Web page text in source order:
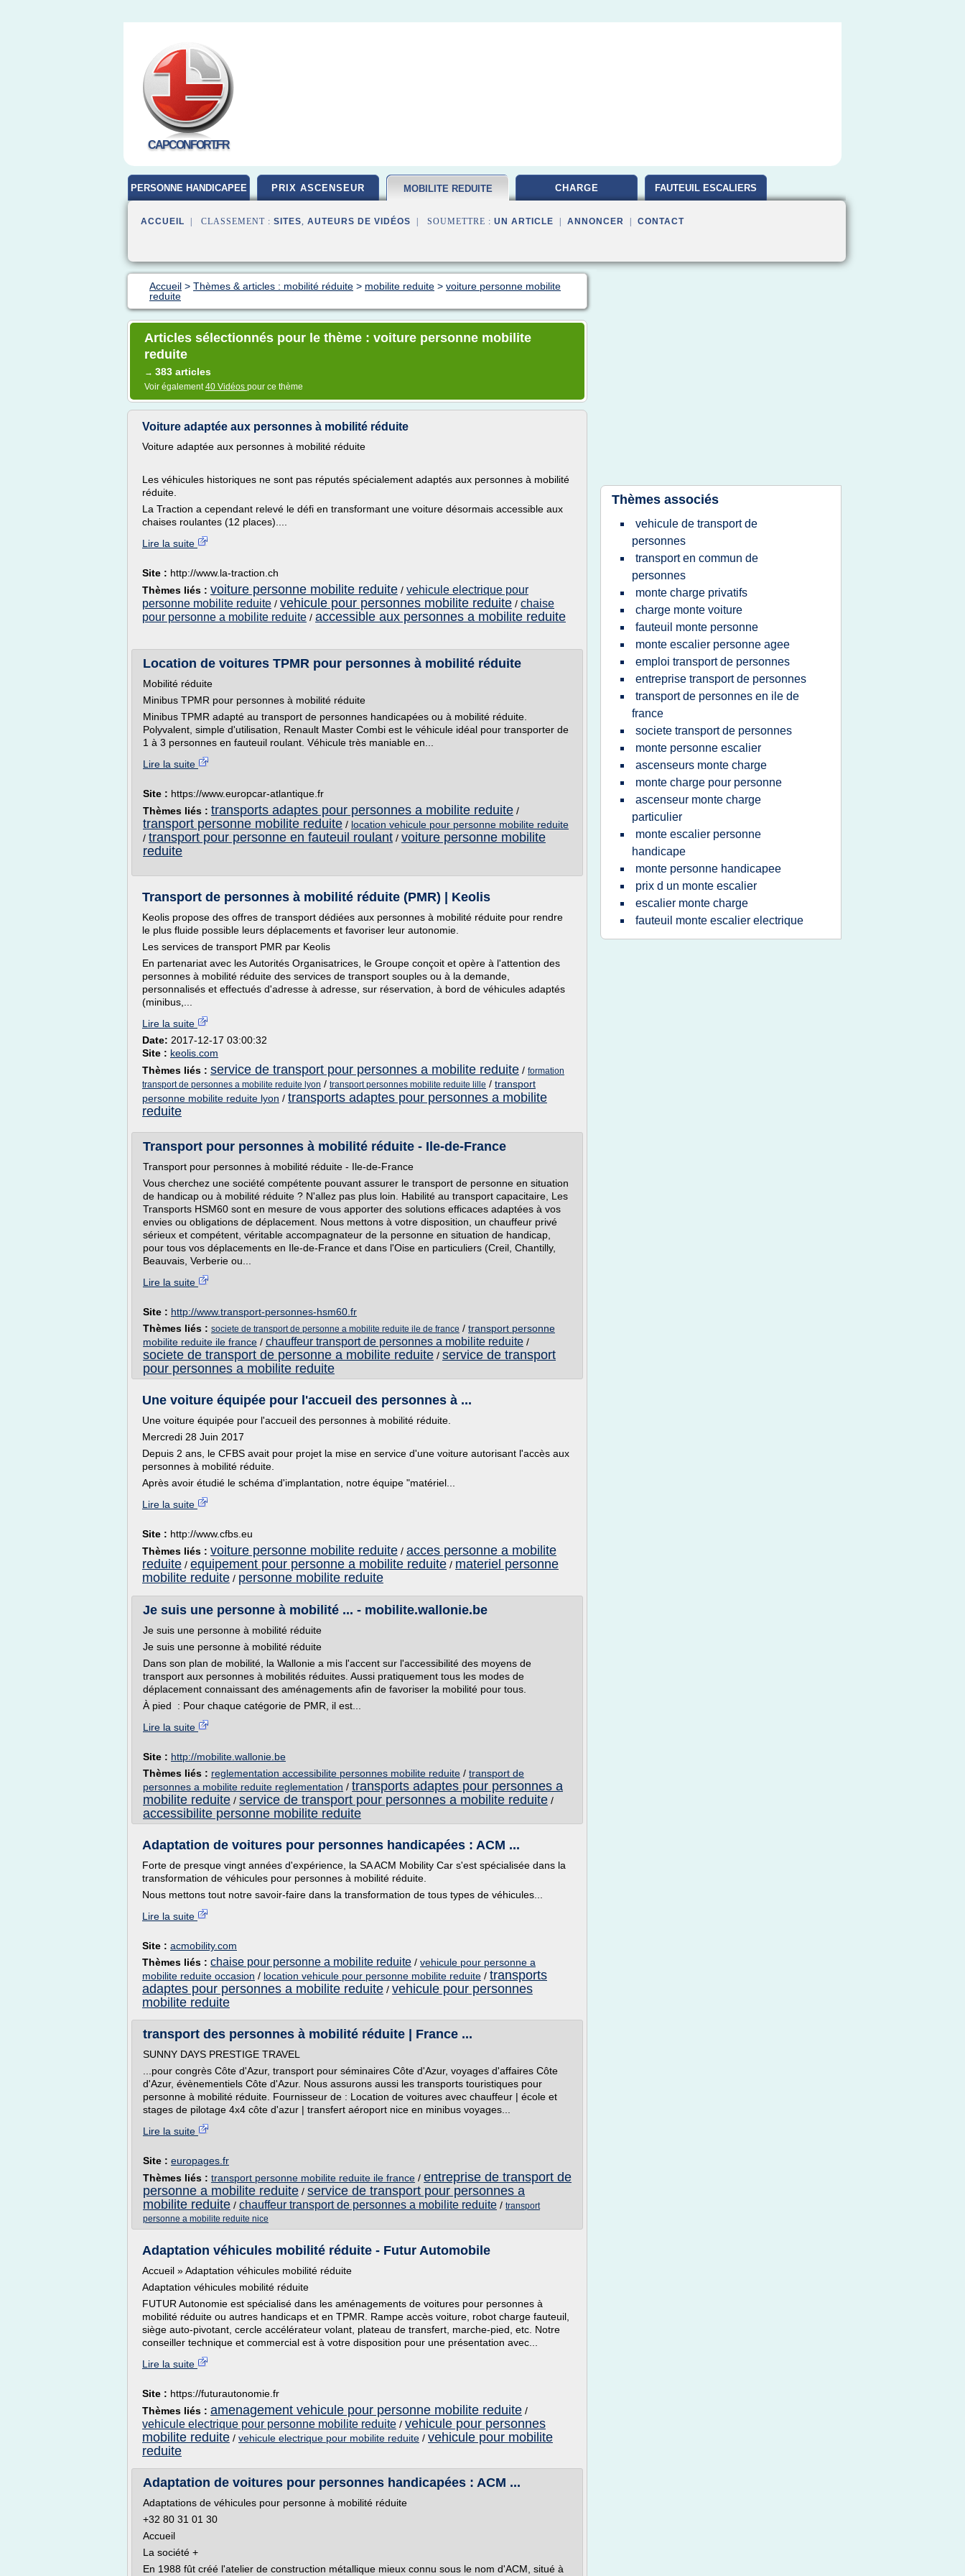
CAPCONFORT.FR
PERSONNE HANDICAPEE PRIX ASCENSEUR MOBILITE REDUITE CHARGE FAUTEUIL ESCALIERS
ACCUEIL | CLASSEMENT : SITES, AUTEURS DE VIDÉOS | SOUMETTRE : UN ARTICLE ANNONCER CONTACT
Accueil > Thèmes & articles : mobilité réduite > mobilite reduite > voiture personne mobilite
reduite
Articles sélectionnés pour le thème : voiture personne mobilite
reduite
→ 383 articles
Voir également40 Vidéos pour ce thème
Voiture adaptée aux personnes à mobilité réduite
Voiture adaptée aux personnes à mobilité réduite
Les véhicules historiques ne sont pas réputés spécialement adaptés aux personnes à mobilité
réduite.
La Traction a cependant relevé le défi en transformant une voiture désormais accessible aux
chaises roulantes (12 places)....
Lire la suite
Site : http://www.la-traction.ch
Thèmes liés : voiture personne mobilite reduite / vehicule electrique pour
personne mobilite reduite / vehicule pour personnes mobilite reduite / chaise
pour personne a mobilite reduite / accessible aux personnes a mobilite reduite
Location de voitures TPMR pour personnes à mobilité réduite
Mobilité réduite
Minibus TPMR pour personnes à mobilité réduite
Minibus TPMR adapté au transport de personnes handicapées ou à mobilité réduite.
Polyvalent, simple d'utilisation, Renault Master Combi est le véhicule idéal pour transporter de
1 à 3 personnes en fauteuil roulant. Véhicule très maniable en...
Lire la suite
Site : https://www.europcar-atlantique.fr
Thèmes liés : transports adaptes pour personnes a mobilite reduite /
transport personne mobilite reduite / location vehicule pour personne mobilite reduite
/ transport pour personne en fauteuil roulant / voiture personne mobilite
reduite
Transport de personnes à mobilité réduite (PMR) | Keolis
Keolis propose des offres de transport dédiées aux personnes à mobilité réduite pour rendre
le plus fluide possible leurs déplacements et favoriser leur autonomie.
Les services de transport PMR par Keolis
En partenariat avec les Autorités Organisatrices, le Groupe conçoit et opère à l'attention des
personnes à mobilité réduite des services de transport souples ou à la demande,
personnalisés et effectués d'adresse à adresse, sur réservation, à bord de véhicules adaptés
(minibus,...
Lire la suite
Date: 2017-12-17 03:00:32
Site : keolis.com
Thèmes liés : service de transport pour personnes a mobilite reduite / formation
transport de personnes a mobilite reduite lyon / transport personnes mobilite reduite lille / transport
personne mobilite reduite lyon / transports adaptes pour personnes a mobilite
reduite
Transport pour personnes à mobilité réduite - Ile-de-France
Transport pour personnes à mobilité réduite - Ile-de-France
Vous cherchez une société compétente pouvant assurer le transport de personne en situation
de handicap ou à mobilité réduite ? N'allez pas plus loin. Habilité au transport capacitaire, Les
Transports HSM60 sont en mesure de vous apporter des solutions efficaces adaptées à vos
envies ou obligations de déplacement. Nous mettons à votre disposition, un chauffeur privé
sérieux et compétent, véritable accompagnateur de la personne en situation de handicap,
pour tous vos déplacements en Ile-de-France et dans l'Oise en particuliers (Creil, Chantilly,
Beauvais, Verberie ou...
Lire la suite
Site : http://www.transport-personnes-hsm60.fr
Thèmes liés : societe de transport de personne a mobilite reduite ile de france / transport personne
mobilite reduite ile france / chauffeur transport de personnes a mobilite reduite /
societe de transport de personne a mobilite reduite / service de transport
pour personnes a mobilite reduite
Une voiture équipée pour l'accueil des personnes à ...
Une voiture équipée pour l'accueil des personnes à mobilité réduite.
Mercredi 28 Juin 2017
Depuis 2 ans, le CFBS avait pour projet la mise en service d'une voiture autorisant l'accès aux
personnes à mobilité réduite.
Après avoir étudié le schéma d'implantation, notre équipe "matériel...
Lire la suite
Site : http://www.cfbs.eu
Thèmes liés : voiture personne mobilite reduite / acces personne a mobilite
reduite / equipement pour personne a mobilite reduite / materiel personne
mobilite reduite / personne mobilite reduite
Je suis une personne à mobilité ... - mobilite.wallonie.be
Je suis une personne à mobilité réduite
Je suis une personne à mobilité réduite
Dans son plan de mobilité, la Wallonie a mis l'accent sur l'accessibilité des moyens de
transport aux personnes à mobilités réduites. Aussi pratiquement tous les modes de
déplacement connaissant des aménagements afin de favoriser la mobilité pour tous.
À pied : Pour chaque catégorie de PMR, il est...
Lire la suite
Site : http://mobilite.wallonie.be
Thèmes liés : reglementation accessibilite personnes mobilite reduite / transport de
personnes a mobilite reduite reglementation / transports adaptes pour personnes a
mobilite reduite / service de transport pour personnes a mobilite reduite /
accessibilite personne mobilite reduite
Adaptation de voitures pour personnes handicapées : ACM ...
Forte de presque vingt années d'expérience, la SA ACM Mobility Car s'est spécialisée dans la
transformation de véhicules pour personnes à mobilité réduite.
Nous mettons tout notre savoir-faire dans la transformation de tous types de véhicules...
Lire la suite
Site : acmobility.com
Thèmes liés : chaise pour personne a mobilite reduite / vehicule pour personne a
mobilite reduite occasion / location vehicule pour personne mobilite reduite / transports
adaptes pour personnes a mobilite reduite / vehicule pour personnes
mobilite reduite
transport des personnes à mobilité réduite | France ...
SUNNY DAYS PRESTIGE TRAVEL
...pour congrès Côte d'Azur, transport pour séminaires Côte d'Azur, voyages d'affaires Côte
d'Azur, évènementiels Côte d'Azur. Nous assurons aussi les transports touristiques pour
personne à mobilité réduite. Fournisseur de : Location de voitures avec chauffeur | école et
stages de pilotage 4x4 côte d'azur | transfert aéroport nice en minibus voyages...
Lire la suite
Site : europages.fr
Thèmes liés : transport personne mobilite reduite ile france / entreprise de transport de
personne a mobilite reduite / service de transport pour personnes a
mobilite reduite / chauffeur transport de personnes a mobilite reduite / transport
personne a mobilite reduite nice
Adaptation véhicules mobilité réduite - Futur Automobile
Accueil » Adaptation véhicules mobilité réduite
Adaptation véhicules mobilité réduite
FUTUR Autonomie est spécialisé dans les aménagements de voitures pour personnes à
mobilité réduite ou autres handicaps et en TPMR. Rampe accès voiture, robot charge fauteuil,
siège auto-pivotant, cercle accélérateur volant, plateau de transfert, marche-pied, etc. Notre
conseiller technique et commercial est à votre disposition pour une présentation avec...
Lire la suite
Site : https://futurautonomie.fr
Thèmes liés : amenagement vehicule pour personne mobilite reduite /
vehicule electrique pour personne mobilite reduite / vehicule pour personnes
mobilite reduite / vehicule electrique pour mobilite reduite / vehicule pour mobilite
reduite
Adaptation de voitures pour personnes handicapées : ACM ...
Adaptations de véhicules pour personne à mobilité réduite
+32 80 31 01 30
Accueil
La société +
En 1988 fût créé l'atelier de construction métallique mieux connu sous le nom d'ACM, situé à
Thèmes associés
vehicule de transport de
personnes
transport en commun de
personnes
monte charge privatifs
charge monte voiture
fauteuil monte personne
monte escalier personne agee
emploi transport de personnes
entreprise transport de personnes
transport de personnes en ile de
france
societe transport de personnes
monte personne escalier
ascenseurs monte charge
monte charge pour personne
ascenseur monte charge
particulier
monte escalier personne
handicape
monte personne handicapee
prix d un monte escalier
escalier monte charge
fauteuil monte escalier electrique